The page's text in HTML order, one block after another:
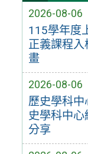
2026-08-06
115學年度
正義課程
畫
2026-08-06
歷史學科
史學科中
分享